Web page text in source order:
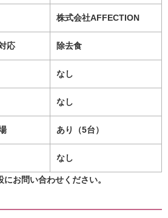
株式会社AFFECTION
応 除去食
なし
なし
あり（5台）
なし
お問い合わせください。